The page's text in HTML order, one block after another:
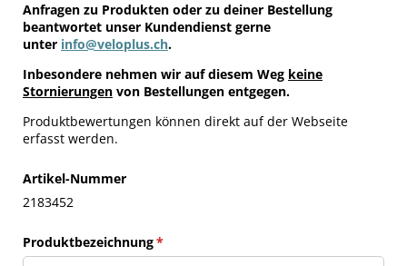
Anfragen zu Produkten oder zu deiner Bestellung
beantwortet unser Kundendienst gerne
unter info@veloplus.ch.
Inbesondere nehmen wir auf diesem Weg keine
Stornierungen von Bestellungen entgegen.
Produktbewertungen können direkt auf der Webseite
erfasst werden.
Artikel-Nummer
2183452
Produktbezeichnung*
(erforderlich)